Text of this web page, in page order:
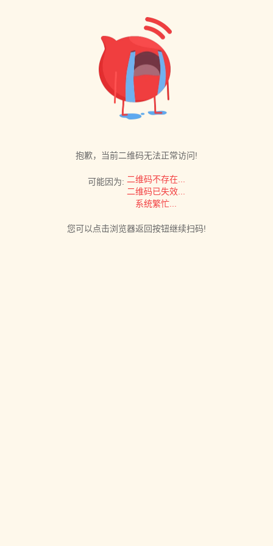
抱歉，当前二维码无法正常访问!
可能因为: 二维码不存在...
二维码已失效...
系统繁忙...
您可以点击浏览器返回按钮继续扫码!